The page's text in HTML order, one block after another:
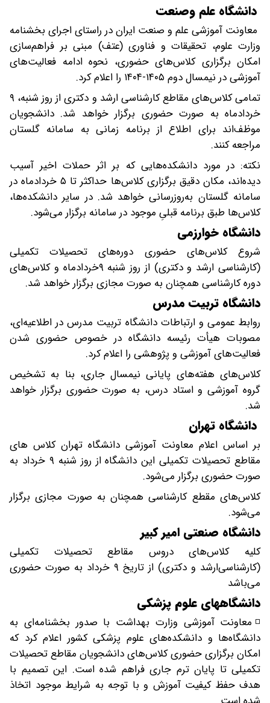
دانشگاه علم وصنعت
معاونت آموزشی علم و صنعت ایران در راستای اجرای بخشنامه
وزارت علوم، تحقیقات و فناوری (عتف) مبنی بر فراهم‌سازی
امکان برگزاری کلاس‌های حضوری، نحوه ادامه فعالیت‌های
آموزشی در نیمسال دوم ۱۴۰۵-۱۴۰۴ را اعلام کرد.
تمامی کلاس‌های مقاطع کارشناسی ارشد و دکتری از روز شنبه، ۹
خردادماه به صورت حضوری برگزار خواهد شد. دانشجویان
موظف‌اند برای اطلاع از برنامه زمانی به سامانه گلستان
مراجعه کنند.
نکته: در مورد دانشکده‌هایی که بر اثر حملات اخیر آسیب
دیده‌اند، مکان دقیق برگزاری کلاس‌ها حداکثر تا ۵ خردادماه در
سامانه گلستان به‌روزرسانی خواهد شد. در سایر دانشکده‌ها،
کلاس‌ها طبق برنامه قبلیِ موجود در سامانه برگزار می‌شود.
دانشگاه خوارزمی
شروع کلاس‌های حضوری دوره‌های تحصیلات تکمیلی
(کارشناسی ارشد و دکتری) از روز شنبه ۹خردادماه و کلاس‌های
دوره کارشناسی همچنان به صورت مجازی برگزار خواهد شد.
دانشگاه تربیت مدرس
روابط عمومی و ارتباطات دانشگاه تربیت مدرس در اطلاعیه‌ای،
مصوبات هیأت رئیسه دانشگاه در خصوص حضوری شدن
فعالیت‌های آموزشی و پژوهشی را اعلام کرد.
کلاس‌های هفته‌های پایانی نیمسال جاری، بنا به تشخیص
گروه آموزشی و استاد درس، به صورت حضوری برگزار خواهد
شد.
دانشگاه تهران
بر اساس اعلام معاونت آموزشی دانشگاه تهران‌ کلاس ها‌ی
مقاطع تحصیلات تکمیلی این دانشگاه از روز شنبه ۹ خرداد به
صورت حضوری برگزار می‌شود.
کلاس‌های مقطع کارشناسی همچنان به صورت مجازی برگزار
می‌شود.
دانشگاه صنعتی امیر کبیر
کلیه کلاس‌های دروس مقاطع تحصیلات تکمیلی
(کارشناسی‌ارشد و دکتری) از تاریخ ۹ خرداد به صورت حضوری
می‌باشد
دانشگاههای علوم پزشکی
◽️معاونت آموزشی وزارت بهداشت با صدور بخشنامه‌ای به
دانشگاه‌ها و دانشکده‌های علوم پزشکی کشور اعلام کرد که
امکان برگزاری حضوری کلاس‌های دانشجویان مقاطع تحصیلات
تکمیلی تا پایان ترم جاری فراهم شده است. این تصمیم با
هدف حفظ کیفیت آموزش و با توجه به شرایط موجود اتخاذ